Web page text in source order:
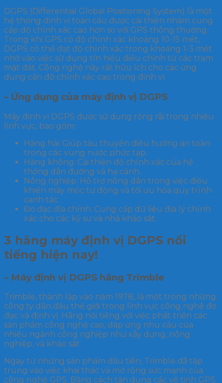
DGPS (Differential Global Positioning System) là một
hệ thống định vị toàn cầu được cải thiện nhằm cung
cấp độ chính xác cao hơn so với GPS thông thường.
Trong khi GPS có độ chính xác khoảng 10-15 mét,
DGPS có thể đạt độ chính xác trong khoảng 1-3 mét
nhờ vào việc sử dụng tín hiệu điều chỉnh từ các trạm
mặt đất. Công nghệ này rất hữu ích cho các ứng
dụng cần độ chính xác cao trong định vị.
– Ứng dụng của máy định vị DGPS
Máy định vị DGPS được sử dụng rộng rãi trong nhiều
lĩnh vực, bao gồm:
Hàng hải: Giúp tàu thuyền điều hướng an toàn
trong các vùng nước phức tạp.
Hàng không: Cải thiện độ chính xác của hệ
thống dẫn đường và hạ cánh.
Nông nghiệp: Hỗ trợ nông dân trong việc điều
khiển máy móc tự động và tối ưu hóa quy trình
canh tác.
Đo đạc địa chính: Cung cấp dữ liệu địa lý chính
xác cho các kỹ sư và nhà khảo sát.
3 hãng máy định vị DGPS nổi
tiếng hiện nay!
– Máy định vị DGPS hãng Trimble
Trimble, thành lập vào năm 1978, là một trong những
công ty dẫn đầu thế giới trong lĩnh vực công nghệ đo
đạc và định vị. Hãng nổi tiếng với việc phát triển các
sản phẩm công nghệ cao, đáp ứng nhu cầu của
nhiều ngành công nghiệp như xây dựng, nông
nghiệp, và khảo sát.
Ngay từ những sản phẩm đầu tiên, Trimble đã tập
trung vào việc khai thác và mở rộng sức mạnh của
công nghệ GPS. Bằng cách tận dụng các vệ tinh GPS